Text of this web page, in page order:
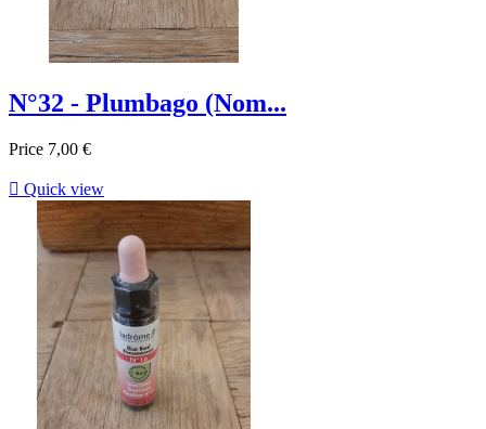
N°32 - Plumbago (Nom...
Price 7,00 €
 Quick view